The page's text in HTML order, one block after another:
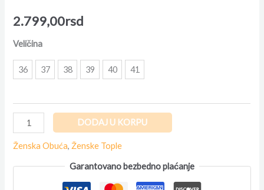
2.799,00rsd
Veličina
36 37 38 39 40 41
DODAJ U KORPU
Ženska Obuća, Ženske Tople
Garantovano bezbedno plaćanje